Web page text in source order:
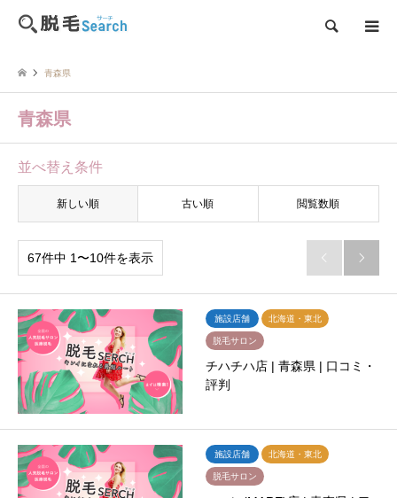
検索
青森県
青森県
並べ替え条件
新しい順 古い順 閲覧数順
67件中 1〜10件を表示  
施設店舗 北海道・東北
脱毛サロン
チハチハ店 | 青森県 | 口コミ・
評判
施設店舗 北海道・東北
脱毛サロン